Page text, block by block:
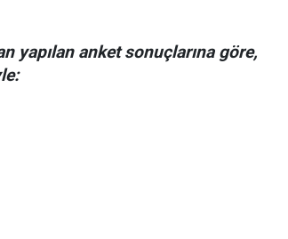
yapılan anket sonuçlarına göre,